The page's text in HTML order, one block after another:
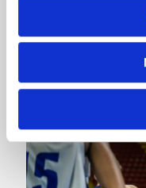
joukkue haastoi
kamppailuissa,
voittoja.